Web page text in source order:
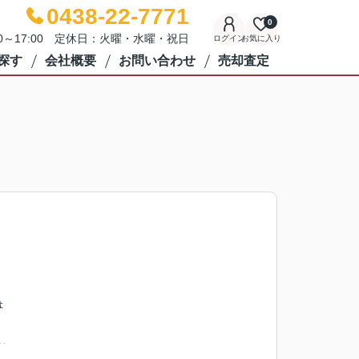
0438-22-7771
～17:00 定休日：火曜・水曜・祝日 ログインお気に入り
0
す 会社概要 お問い合わせ 売却査定